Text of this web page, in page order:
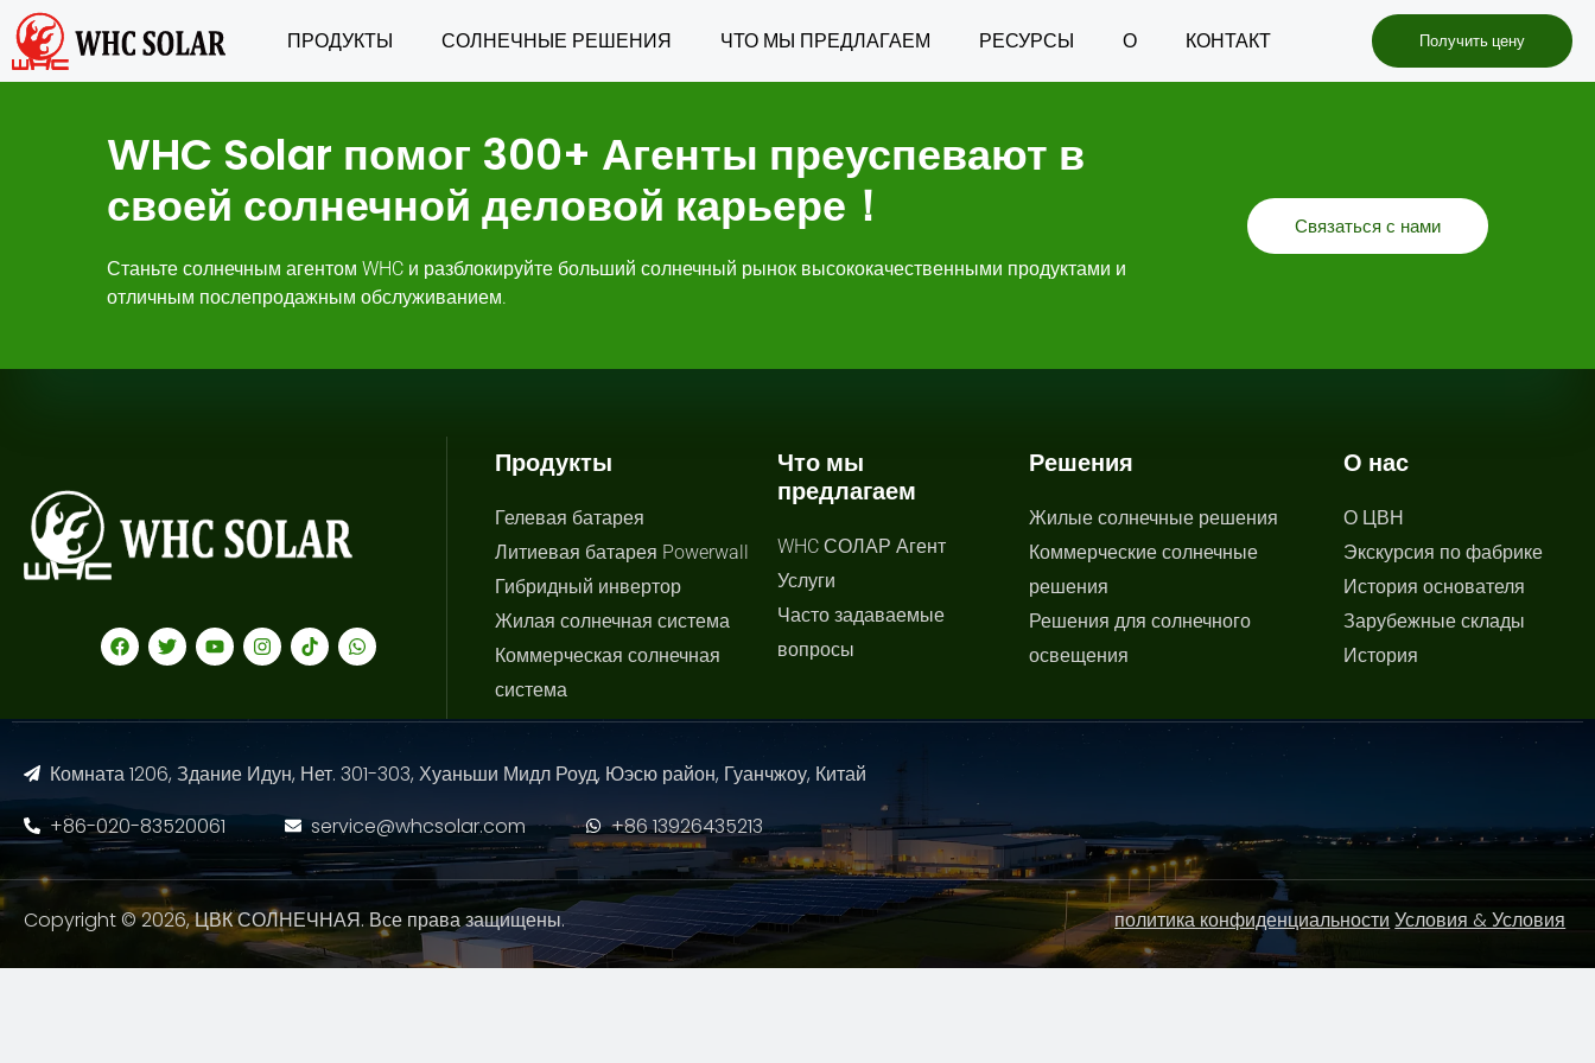
ПРОДУКТЫ СОЛНЕЧНЫЕ РЕШЕНИЯ ЧТО МЫ ПРЕДЛАГАЕМ РЕСУРСЫ О КОНТАКТ Получить цену
WHC Solar помог 300+ Агенты преуспевают в
своей солнечной деловой карьере！
Станьте солнечным агентом WHC и разблокируйте больший солнечный рынок высококачественными продуктами и
отличным послепродажным обслуживанием.
Связаться с нами
Продукты
Гелевая батарея
Литиевая батарея Powerwall
Гибридный инвертор
Жилая солнечная система
Коммерческая солнечная
система
Что мы
предлагаем
WHC СОЛАР Агент
Услуги
Часто задаваемые
вопросы
Решения
Жилые солнечные решения
Коммерческие солнечные
решения
Решения для солнечного
освещения
О нас
О ЦВН
Экскурсия по фабрике
История основателя
Зарубежные склады
История
Комната 1206, Здание Идун, Нет. 301-303, Хуаньши Мидл Роуд, Юэсю район, Гуанчжоу, Китай
+86-020-83520061
service@whcsolar.com +86 13926435213
Copyright © 2026, ЦВК СОЛНЕЧНАЯ. Все права защищены. политика конфиденциальности Условия & Условия